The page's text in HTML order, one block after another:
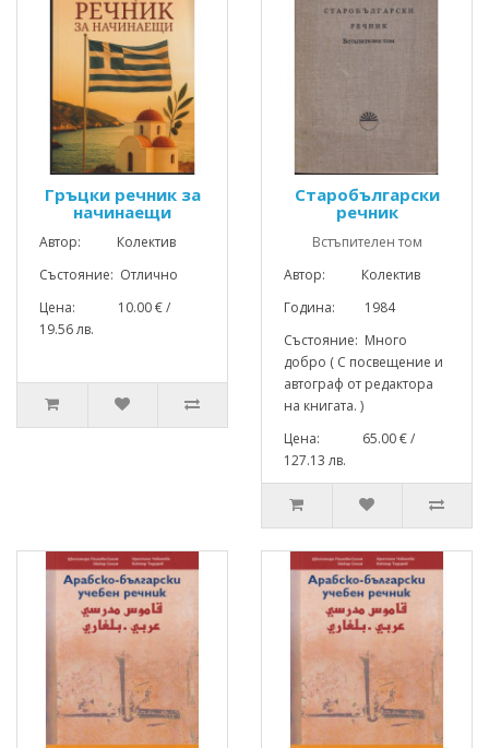
Гръцки речник за
начинаещи
Автор: Колектив
Състояние: Отлично
Цена: 10.00 € /
19.56 лв.
Старобългарски
речник
Встъпителен том
Автор: Колектив
Година: 1984
Състояние: Много
добро ( С посвещение и
автограф от редактора
на книгата. )
Цена: 65.00 € /
127.13 лв.